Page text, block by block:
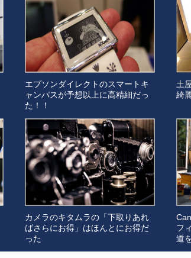
エプソンダイレクトのスマートキ
ャンパスが予想以上に高精細だっ
た！！
土
綺
カメラのキタムラの「下取りあれ
ばさらにお得」はほんとにお得だ
った
フ
道